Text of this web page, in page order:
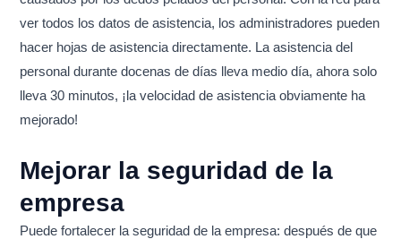
ver todos los datos de asistencia, los administradores pueden
hacer hojas de asistencia directamente. La asistencia del
personal durante docenas de días lleva medio día, ahora solo
lleva 30 minutos, ¡la velocidad de asistencia obviamente ha
mejorado!
Mejorar la seguridad de la
empresa
Puede fortalecer la seguridad de la empresa: después de que